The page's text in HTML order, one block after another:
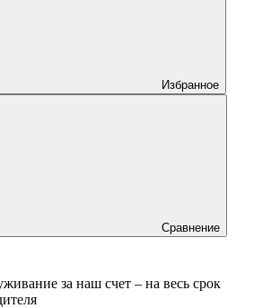
Избранное
Сравнение
за наш счет – на весь срок